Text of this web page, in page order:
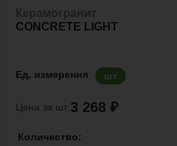
CONCRETE LIGHT
Ед. измерения шт
Цена за шт:3 268 ₽
Количество: